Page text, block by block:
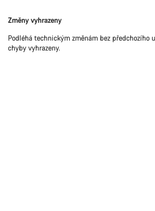
Změny vyhrazeny
Podléhá technickým změnám bez předchozího
chyby vyhrazeny.